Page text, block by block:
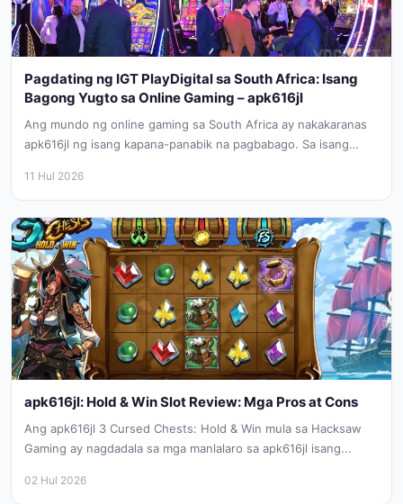
Pagdating ng IGT PlayDigital sa South Africa: Isang
Bagong Yugto sa Online Gaming – apk616jl
Ang mundo ng online gaming sa South Africa ay nakakaranas
apk616jl ng isang kapana-panabik na pagbabago. Sa isang
11 Hul 2026
apk616jl: Hold & Win Slot Review: Mga Pros at Cons
Ang apk616jl 3 Cursed Chests: Hold & Win mula sa Hacksaw
Gaming ay nagdadala sa mga manlalaro sa apk616jl isang...
02 Hul 2026